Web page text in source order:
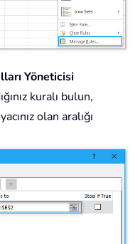
Yöneticisi
kuralı bulun,
olan aralığı